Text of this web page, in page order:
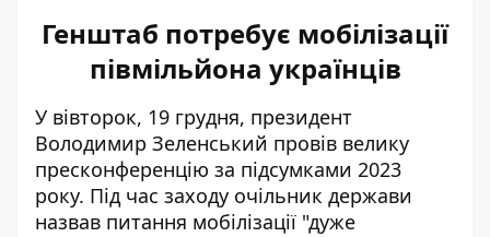
Генштаб потребує мобілізації
півмільйона українців
У вівторок, 19 грудня, президент
Володимир Зеленський провів велику
пресконференцію за підсумками 2023
року. Під час заходу очільник держави
назвав питання мобілізації "дуже